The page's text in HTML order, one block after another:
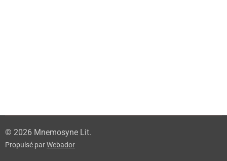
© 2026 Mnemosyne Lit.
Propulsé parWebador